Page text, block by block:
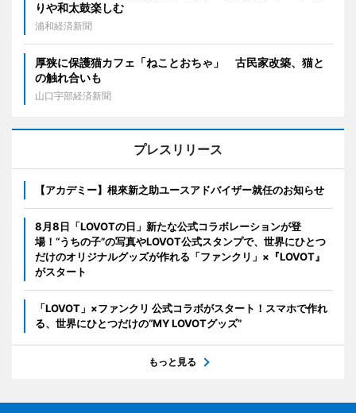
りや和太鼓楽しむ
浦和経済新聞
厚狭に保護猫カフェ「ねことおちゃ」 古民家改築、猫と
の触れ合いも
山口宇部経済新聞
プレスリリース
【アカデミー】根來新之助ユースアドバイザー就任のお知らせ
8月8日「LOVOTの日」新たな公式コラボレーションが登
場！“うちの子”の写真やLOVOT公式スタンプで、世界にひとつ
だけのオリジナルグッズが作れる「ファンクリ」×『LOVOT』
がスタート
「LOVOT」×ファンクリ 公式コラボがスタート！スマホで作れ
る、世界にひとつだけの“MY LOVOTグッズ”
もっと見る